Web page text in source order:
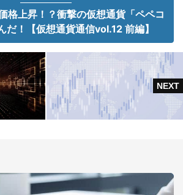
格上昇！？衝撃の仮想通貨「ペペコ
だ！【仮想通貨通信vol.12 前編】